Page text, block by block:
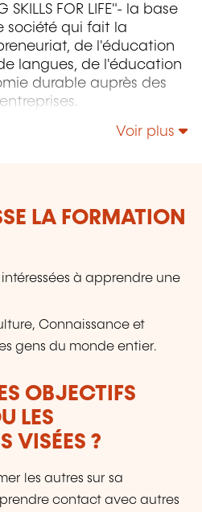
SKILLS FOR LIFE"- la base
société qui fait la
de l'éducation
langues, de l'éducation
durable auprès des
Voir plus
LA FORMATION
intéressées à apprendre une
Connaissance et
gens du monde entier.
OBJECTIFS
LES
VISÉES ?
les autres sur sa
contact avec autres